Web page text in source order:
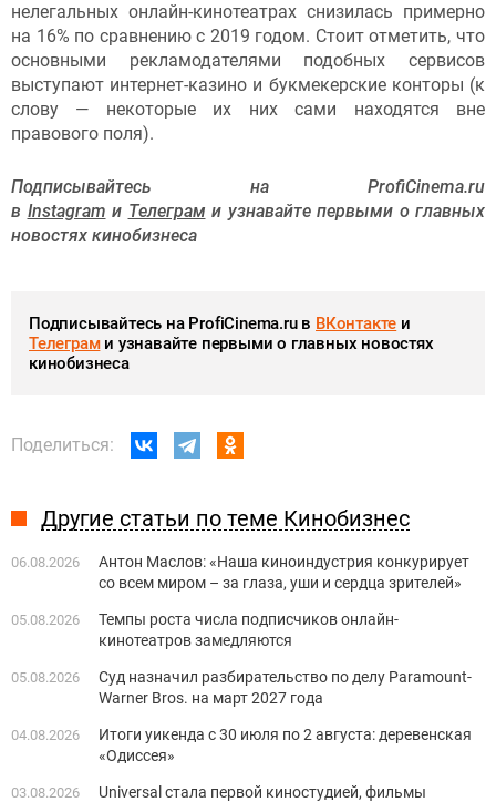
нелегальных онлайн-кинотеатрах снизилась примерно
на 16% по сравнению с 2019 годом. Стоит отметить, что
основными рекламодателями подобных сервисов
выступают интернет-казино и букмекерские конторы (к
слову — некоторые их них сами находятся вне
правового поля).
Подписывайтесь на ProfiCinema.ru
в Instagram и Телеграм и узнавайте первыми о главных
новостях кинобизнеса
Подписывайтесь на ProfiCinema.ru в ВКонтакте и
Телеграми узнавайте первыми о главных новостях
кинобизнеса
Поделиться:
Другие статьи по теме Кинобизнес
06.08.2026
Антон Маслов: «Наша киноиндустрия конкурирует
со всем миром – за глаза, уши и сердца зрителей»
05.08.2026
Темпы роста числа подписчиков онлайн-
кинотеатров замедляются
05.08.2026
Суд назначил разбирательство по делу Paramount-
Warner Bros. на март 2027 года
04.08.2026
Итоги уикенда с 30 июля по 2 августа: деревенская
«Одиссея»
03.08.2026
Universal стала первой киностудией, фильмы